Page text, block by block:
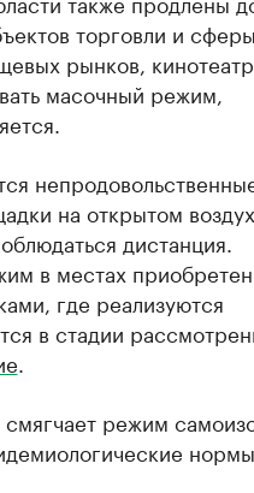
торговли и
рынков,
масочный режим,
на открытом
дистанция.
в местах
где реализуются
в стадии
режим
нормы.